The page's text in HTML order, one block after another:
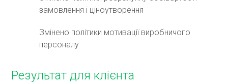
замовлення і ціноутворення
Змінено політики мотивації виробничого
персоналу
Результат для клієнта